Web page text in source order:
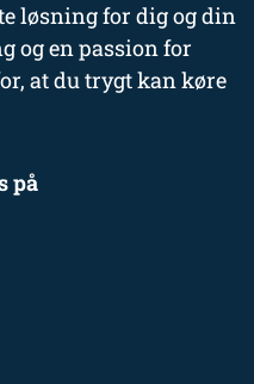
løsning for dig og din
og en passion for
at du trygt kan køre
på